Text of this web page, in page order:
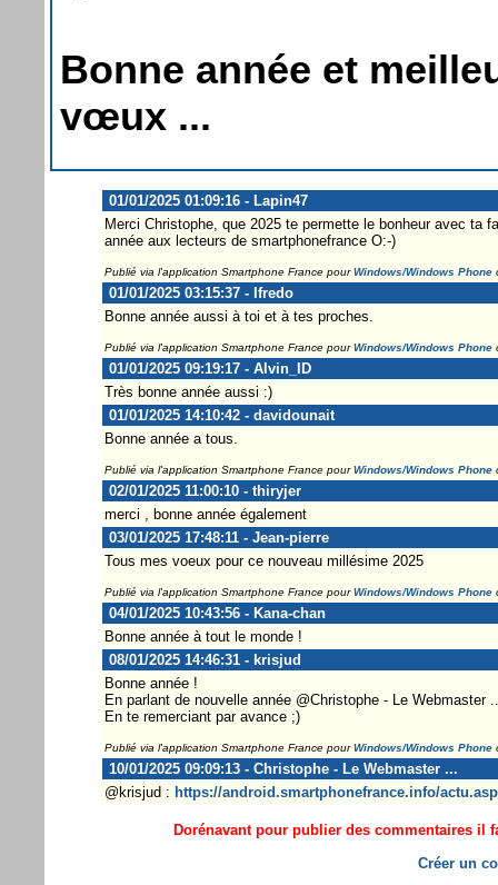
Bonne année et
vœux ...
01/01/2025 01:09:16 - Lapin47
Merci Christophe, que 2025 te permette le bonheur avec ta
année aux lecteurs de smartphonefrance O:-)
Publié via l'application Smartphone France pourWindows/Windows Phone
01/01/2025 03:15:37 - Ifredo
Bonne année aussi à toi et à tes proches.
Publié via l'application Smartphone France pourWindows/Windows Phone
01/01/2025 09:19:17 - Alvin_ID
Très bonne année aussi :)
01/01/2025 14:10:42 - davidounait
Bonne année a tous.
Publié via l'application Smartphone France pourWindows/Windows Phone
02/01/2025 11:00:10 - thiryjer
merci , bonne année également
03/01/2025 17:48:11 - Jean-pierre
Tous mes voeux pour ce nouveau millésime 2025
Publié via l'application Smartphone France pourWindows/Windows Phone
04/01/2025 10:43:56 - Kana-chan
Bonne année à tout le monde !
08/01/2025 14:46:31 - krisjud
Bonne année !
En parlant de nouvelle année @Christophe - Le
En te remerciant par avance ;)
Publié via l'application Smartphone France pourWindows/Windows Phone
10/01/2025 09:09:13 - Christophe - Le Webmaster ...
@krisjud : https://android.smartphonefrance.info/
Dorénavant pour publier des commentaires il
Créer un